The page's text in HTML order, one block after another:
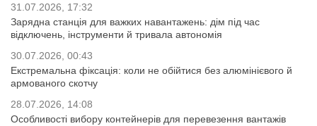
31.07.2026, 17:32
Зарядна станція для важких навантажень: дім під час
відключень, інструменти й тривала автономія
30.07.2026, 00:43
Екстремальна фіксація: коли не обійтися без алюмінієвого й
армованого скотчу
28.07.2026, 14:08
Особливості вибору контейнерів для перевезення вантажів